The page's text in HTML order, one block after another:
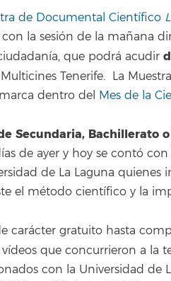
de Documental Científico
la sesión de la mañana
que podrá acudir
Tenerife. La
dentro del Mes de la
Secundaria, Bachillerato o
de ayer y hoy se contó con
de La Laguna quienes
el método científico y la
carácter gratuito hasta
que concurrieron a la
con la Universidad de